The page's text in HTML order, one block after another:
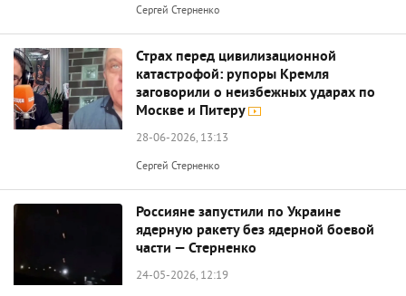
Сергей Стерненко
Страх перед цивилизационной
катастрофой: рупоры Кремля
заговорили о неизбежных ударах по
Москве и Питеру
28-06-2026, 13:13
Сергей Стерненко
Россияне запустили по Украине
ядерную ракету без ядерной боевой
части — Стерненко
24-05-2026, 12:19